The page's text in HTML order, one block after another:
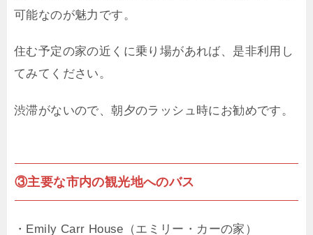
可能なのが魅力です。
住む予定の家の近くに乗り場があれば、是非利用し
てみてください。
渋滞がないので、朝夕のラッシュ時にお勧めです。
③主要な市内の観光地へのバス
・Emily Carr House（エミリー・カーの家）